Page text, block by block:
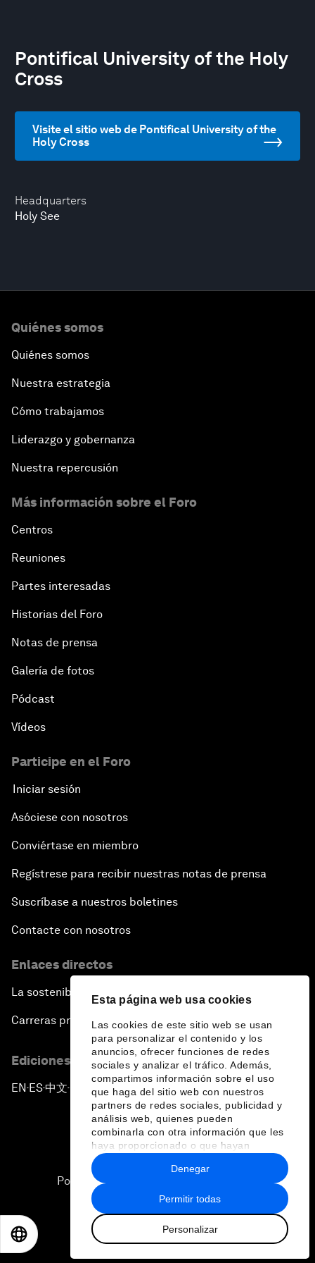
Esta página web usa cookies
Las cookies de este sitio web se usan
para personalizar el contenido y los
anuncios, ofrecer funciones de redes
sociales y analizar el tráfico. Además,
compartimos información sobre el uso
que haga del sitio web con nuestros
partners de redes sociales, publicidad y
análisis web, quienes pueden
combinarla con otra información que les
haya proporcionado o que hayan
recopilado a partir del uso que haya
hecho de sus servicios.
Permitir todas
Personalizar
Denegar
Headquarters
Holy See
Pontifical University of the Holy
Cross
Visite el sitio web de Pontifical University of the
Holy Cross
Quiénes somos
Quiénes somos
Nuestra estrategia
Cómo trabajamos
Liderazgo y gobernanza
Nuestra repercusión
Más información sobre el Foro
Centros
Reuniones
Partes interesadas
Historias del Foro
Notas de prensa
Galería de fotos
Pódcast
Vídeos
Participe en el Foro
Iniciar sesión
Asóciese con nosotros
Conviértase en miembro
Regístrese para recibir nuestras notas de prensa
Suscríbase a nuestros boletines
Contacte con nosotros
Enlaces directos
La sostenibilidad en el Foro
Carreras profesionales
Ediciones en otros idiomas
EN ▪ES▪中文▪ 日本語
Política de privacidad y normas de uso
Sitemap
2026 Foro Económico Mundial